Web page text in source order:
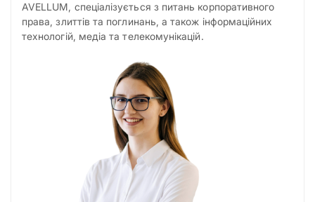
AVELLUM, спеціалізується з питань корпоративного
права, злиттів та поглинань, а також інформаційних
технологій, медіа та телекомунікацій.